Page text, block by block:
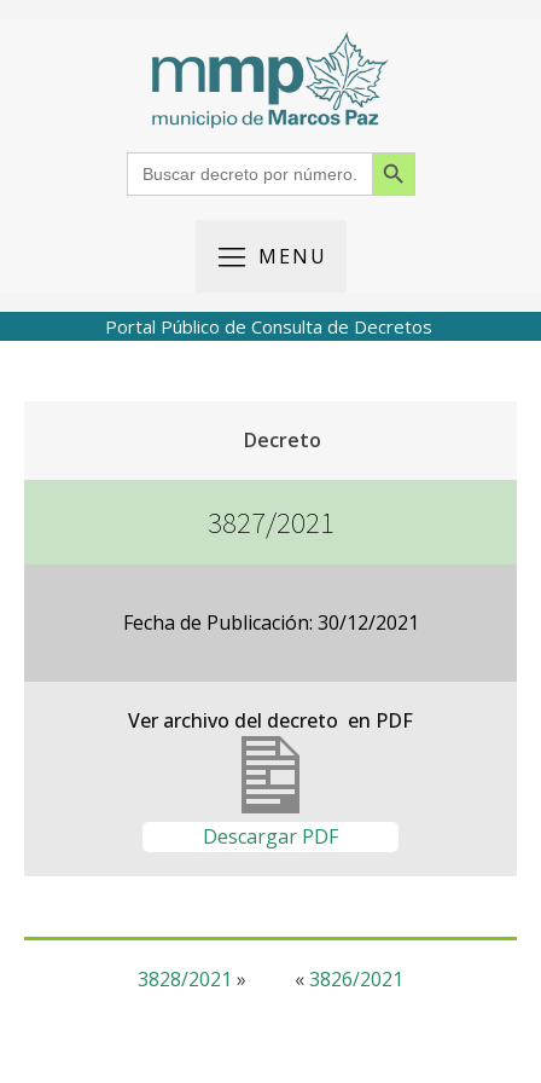
Search
for:
Search Button
MENU
Portal Público de Consulta de Decretos
Decreto
3827/2021
Fecha de Publicación: 30/12/2021
Ver archivo del decreto en PDF
Descargar PDF
«3826/2021
3828/2021 »